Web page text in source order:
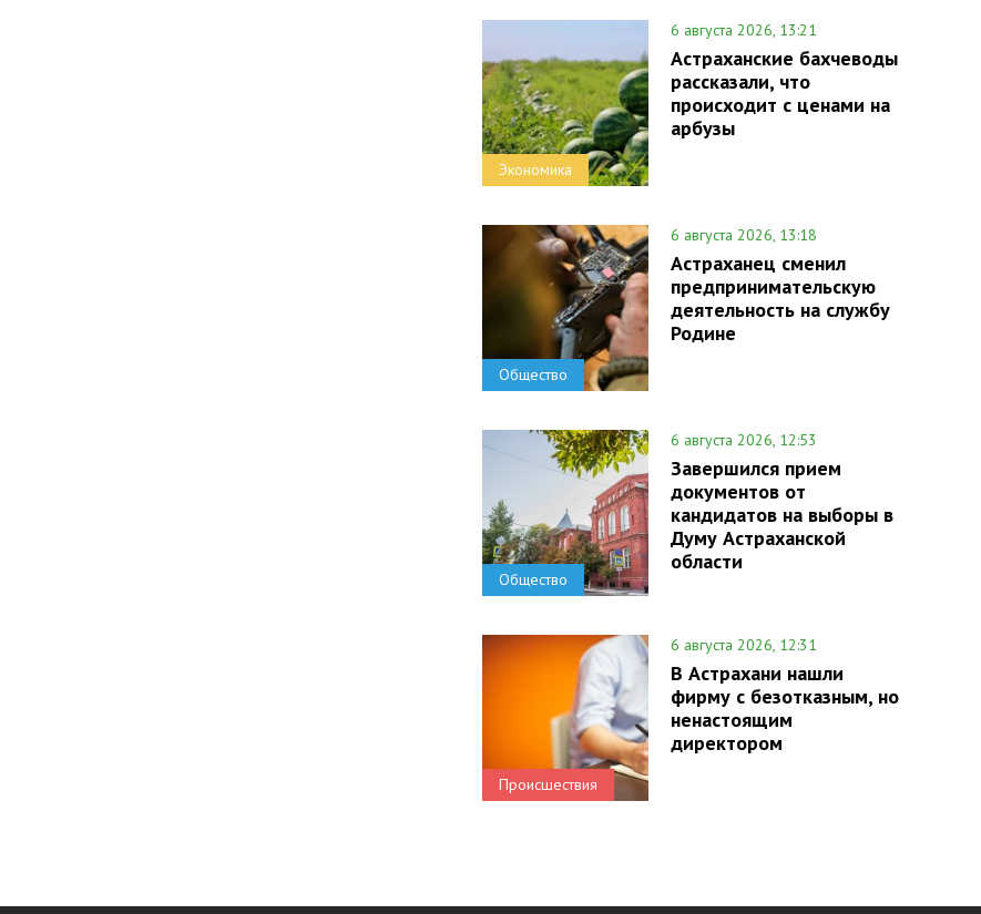
Экономика
6 августа 2026, 13:21
Астраханские бахчеводы
рассказали, что
происходит с ценами на
арбузы
Общество
6 августа 2026, 13:18
Астраханец сменил
предпринимательскую
деятельность на службу
Родине
Общество
6 августа 2026, 12:53
Завершился прием
документов от
кандидатов на выборы в
Думу Астраханской
области
Происшествия
6 августа 2026, 12:31
В Астрахани нашли
фирму с безотказным, но
ненастоящим
директором